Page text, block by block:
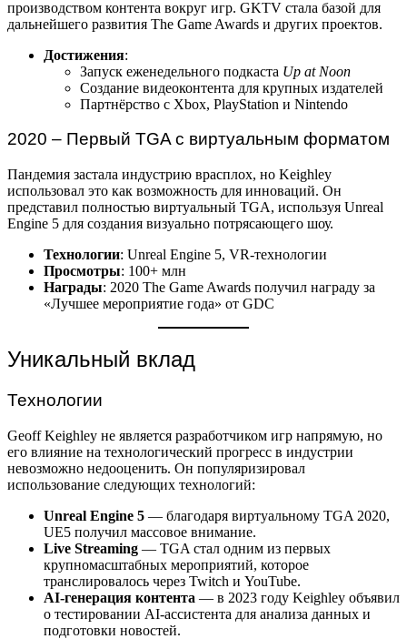
производством контента вокруг игр. GKTV стала базой для
дальнейшего развития The Game Awards и других проектов.
Достижения:
Запуск еженедельного подкаста Up at Noon
Создание видеоконтента для крупных издателей
Партнёрство с Xbox, PlayStation и Nintendo
2020 – Первый TGA с виртуальным форматом
Пандемия застала индустрию врасплох, но Keighley
использовал это как возможность для инноваций. Он
представил полностью виртуальный TGA, используя Unreal
Engine 5 для создания визуально потрясающего шоу.
Технологии: Unreal Engine 5, VR-технологии
Просмотры: 100+ млн
Награды: 2020 The Game Awards получил награду за
«Лучшее мероприятие года» от GDC
Уникальный вклад
Технологии
Geoff Keighley не является разработчиком игр напрямую, но
его влияние на технологический прогресс в индустрии
невозможно недооценить. Он популяризировал
использование следующих технологий:
Unreal Engine 5 — благодаря виртуальному TGA 2020,
UE5 получил массовое внимание.
Live Streaming — TGA стал одним из первых
крупномасштабных мероприятий, которое
транслировалось через Twitch и YouTube.
AI-генерация контента — в 2023 году Keighley объявил
о тестировании AI-ассистента для анализа данных и
подготовки новостей.